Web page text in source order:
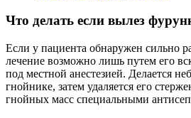
Что делать если вылез
Если у пациента обнаружен сильно
лечение возможно лишь путем его
под местной анестезией. Делается
гнойнике, затем удаляется его
гнойных масс специальными